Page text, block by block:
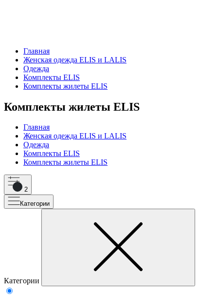
Главная
Женская одежда ELIS и LALIS
Одежда
Комплекты ELIS
Комплекты жилеты ELIS
Комплекты жилеты ELIS
Главная
Женская одежда ELIS и LALIS
Одежда
Комплекты ELIS
Комплекты жилеты ELIS
2
Категории
Категории